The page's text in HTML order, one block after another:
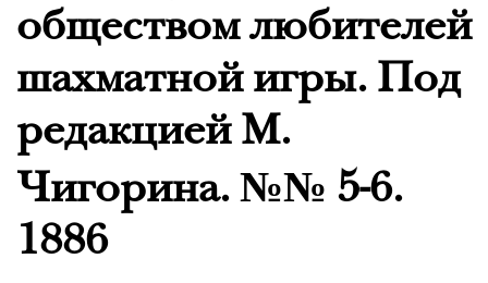
обществом любителей
шахматной игры. Под
редакцией М.
Чигорина. №№ 5-6.
1886